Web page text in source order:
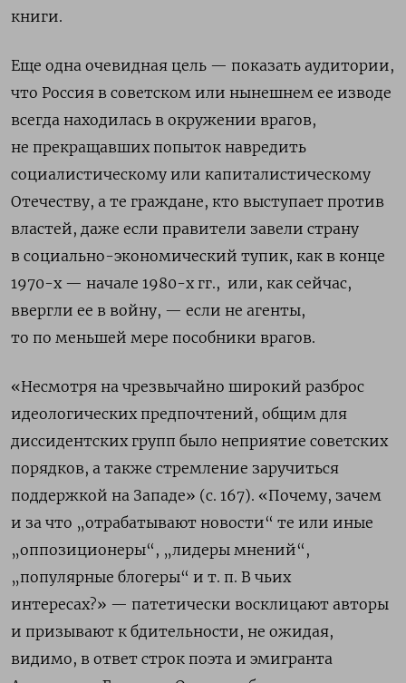
книги.
Еще одна очевидная цель — показать аудитории,
что Россия в советском или нынешнем ее изводе
всегда находилась в окружении врагов,
не прекращавших попыток навредить
социалистическому или капиталистическому
Отечеству, а те граждане, кто выступает против
властей, даже если правители завели страну
в социально-экономический тупик, как в конце
1970-х — начале 1980-х гг., или, как сейчас,
ввергли ее в войну, — если не агенты,
то по меньшей мере пособники врагов.
«Несмотря на чрезвычайно широкий разброс
идеологических предпочтений, общим для
диссидентских групп было неприятие советских
порядков, а также стремление заручиться
поддержкой на Западе» (с. 167). «Почему, зачем
и за что „отрабатывают новости“ те или иные
„оппозиционеры“, „лидеры мнений“,
„популярные блогеры“ и т. п. В чьих
интересах?» — патетически восклицают авторы
и призывают к бдительности, не ожидая,
видимо, в ответ строк поэта и эмигранта